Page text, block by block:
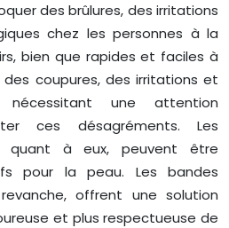
des brûlures, des irritations
chez les personnes à la
bien que rapides et faciles à
coupures, des irritations et
une attention
ces désagréments. Les
quant à eux, peuvent être
pour la peau. Les bandes
offrent une solution
et plus respectueuse de